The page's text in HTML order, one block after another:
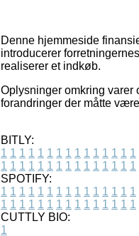
Denne hjemmeside
introducerer
realiserer et indkøb.
Oplysninger omkring varer
forandringer der måtte
BITLY:
1 1 1 1 1 1 1 1 1 1 1 1 1 1 1
1 1 1 1 1 1 1 1 1 1 1 1 1 1 1
SPOTIFY:
1 1 1 1 1 1 1 1 1 1 1 1 1 1 1
1 1 1 1 1 1 1 1 1 1 1 1 1 1 1
CUTTLY BIO:
1